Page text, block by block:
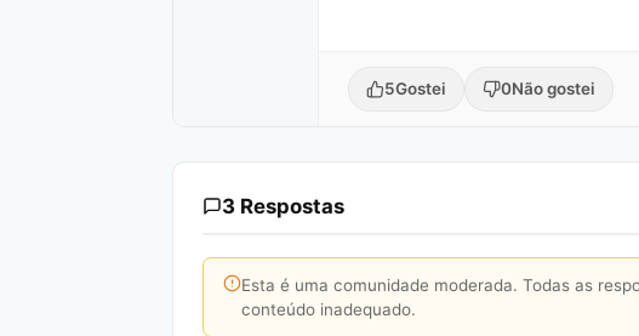
5Gostei 0Não gostei
3 Respostas
Esta é uma comunidade moderada. Todas as
conteúdo inadequado.